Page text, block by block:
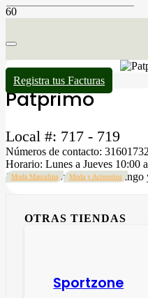
Registra tus Facturas
Patprimo
Local #: 717 - 719
Números de contacto:
Horario: Lunes a Jueves 10:00
10:00 am a 8:30 pm , Domingo
Moda Masculina Moda y Accesorios
OTRAS TIENDAS
Sportzone